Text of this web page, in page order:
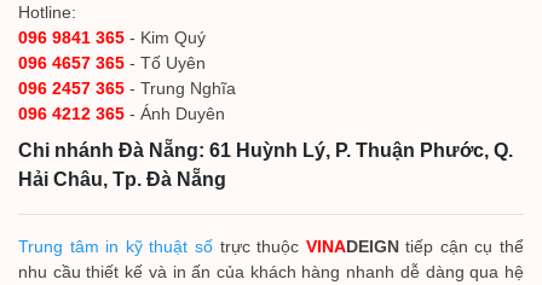
Hotline:
096 9841 365 - Kim Quý
096 4657 365 - Tố Uyên
096 2457 365 - Trung Nghĩa
096 4212 365 - Ánh Duyên
Chi nhánh Đà Nẵng: 61 Huỳnh Lý, P. Thuận Phước, Q.
Hải Châu, Tp. Đà Nẵng
Trung tâm in kỹ thuật sốtrực thuộc VINADEIGNtiếp cận cụ thể
nhu cầu thiết kế và in ấn của khách hàng nhanh dễ dàng qua hệ